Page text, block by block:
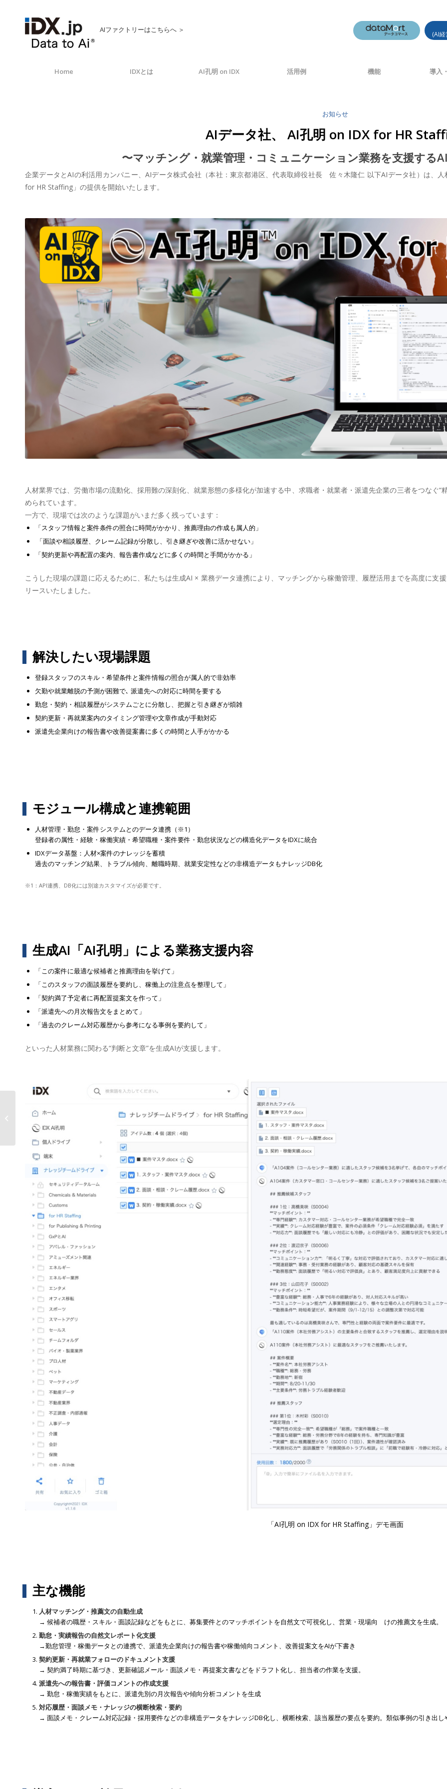
AIファクトリーはこちらへ ＞ (AI
Home IDXとは AI孔明 on IDX 活用例 機能 導入
お知らせ
AIデータ社、 AI孔明 on IDX for HR
〜マッチング・就業管理・コミュニケーション業務を支援する
企業データとAIの利活用カンパニー、AIデータ株式会社（本社：東京都港区、代表取締役社長 佐々木隆仁 以下AIデータ社）は、
for HR Staffing」の提供を開始いたします。
人材業界では、労働市場の流動化、採用難の深刻化、就業形態の多様化が加速する中、求職者・就業者・派遣先企業の三者をつなぐ“
められています。
一方で、現場では次のような課題がいまだ多く残っています：
「スタッフ情報と案件条件の照合に時間がかかり、推薦理由の作成も属人的」
「面談や相談履歴、クレーム記録が分散し、引き継ぎや改善に活かせない」
「契約更新や再配置の案内、報告書作成などに多くの時間と手間がかかる」
こうした現場の課題に応えるために、私たちは生成AI × 業務データ連携により、マッチングから稼働管理、履歴活用までを高度に
リースいたしました。
解決したい現場課題
登録スタッフのスキル・希望条件と案件情報の照合が属人的で非効率
欠勤や就業離脱の予測が困難で､ 派遣先への対応に時間を要する
勤怠・契約・相談履歴がシステムごとに分散し、把握と引き継ぎが煩雑
契約更新・再就業案内のタイミング管理や文章作成が手動対応
派遣先企業向けの報告書や改善提案書に多くの時間と人手がかかる
モジュール構成と連携範囲
人材管理・勤怠・案件システムとのデータ連携（※1）
登録者の属性・経験・稼働実績・希望職種・案件要件・勤怠状況などの構造化データをIDXに統合
IDXデータ基盤：人材×案件のナレッジを蓄積
過去のマッチング結果、トラブル傾向、離職時期、就業安定性などの非構造データもナレッジDB化
※1：API連携、DB化には別途カスタマイズが必要です。
生成AI「AI孔明」による業務支援内容
「この案件に最適な候補者と推薦理由を挙げて」
「このスタッフの面談履歴を要約し、稼働上の注意点を整理して」
「契約満了予定者に再配置提案文を作って」
「派遣先への月次報告文をまとめて」
「過去のクレーム対応履歴から参考になる事例を要約して」
といった人材業務に関わる“判断と文章”を生成AIが支援します。
「AI孔明 on IDX for HR Staffing」デモ画面
主な機能
人材マッチング・推薦文の自動生成
→ 候補者の職歴・スキル・面談記録などをもとに、募集要件とのマッチポイントを自然文で可視化し、営業・現場向 けの推薦文を生成。
勤怠・実績報告の自然文レポート化支援
→勤怠管理・稼働データとの連携で、派遣先企業向けの報告書や稼働傾向コメント、改善提案文をAIが下書き
契約更新・再就業フォローのドキュメント支援
→ 契約満了時期に基づき、更新確認メール・面談メモ・再提案文書などをドラフト化し、担当者の作業を支援。
派遣先への報告書・評価コメントの作成支援
→ 勤怠・稼働実績をもとに、派遣先別の月次報告や傾向分析コメントを生成
対応履歴・面談メモ・ナレッジの横断検索・要約
→ 面談メモ・クレーム対応記録・採用要件などの非構造データをナレッジDB化し、横断検索、該当履歴の要点を要約。類似事例の引き出
AIデータ社、 教職員の知識・ノウハ
ウをAIが引き継ぎ・活用...